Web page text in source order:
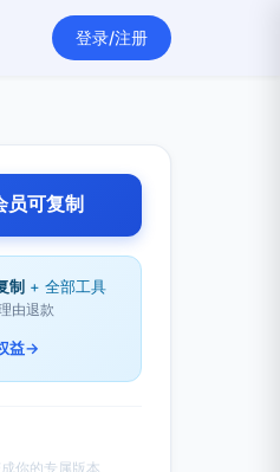
登录/注册
员可复制
制 + 全部工具
由退款
益→
你的专属版本